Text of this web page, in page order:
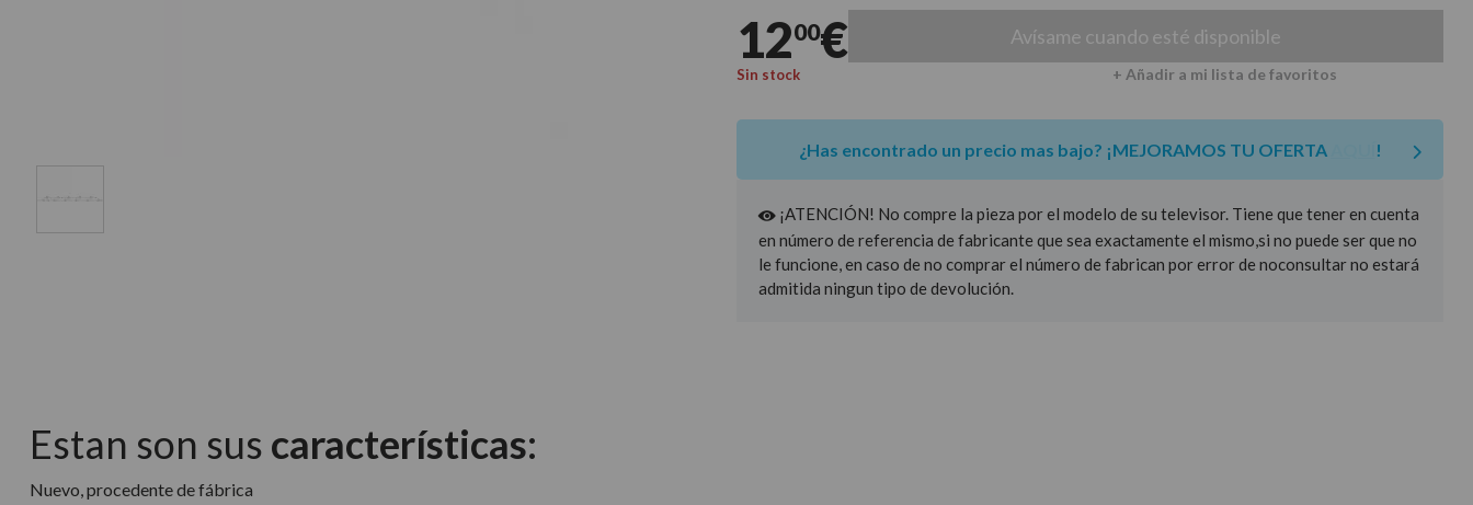
1200€ Avísame cuando esté disponible
Sin stock + Añadir a mi lista de favoritos
¿Has encontrado un precio mas bajo? ¡MEJORAMOS TU OFERTA !
¡ATENCIÓN! No compre la pieza por el modelo de su televisor. Tiene que tener en cuenta
en número de referencia de fabricante que sea exactamente el mismo,si no puede ser que no
le funcione, en caso de no comprar el número de fabrican por error de noconsultar no estará
admitida ningun tipo de devolución.
Estan son sus características:
Nuevo, procedente de fábrica